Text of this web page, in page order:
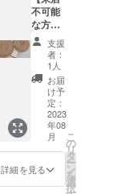
ルコー
ルは含
みませ
ん。 郵
送で引
き換え
券をお
送りし
ます。
ご来店
の際に
引き換
え券を
不可能
な方向
け/お気
持ちプ
ラン】
3000円
のご支
援に対
し、手
作り
コース
ター5枚
をせめ
てもの
支援
者：
1人
お届
け予
定：
2023
年08
月
詳細を見る
こ
の
リ
タ
ー
ン
を
選
択